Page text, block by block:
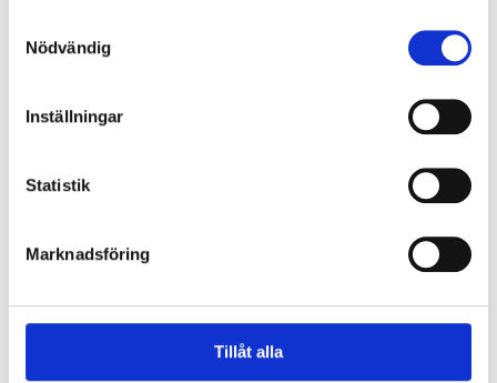
Nödvändig
Inställningar
Statistik
Marknadsföring
Tillåt alla
Saffrankladdkaka: Smält smöret, lägg i den vita
smält och gått ihop med smöret. Rör ner saffranet.
Vispa ägg och socker samman. Tillsätt